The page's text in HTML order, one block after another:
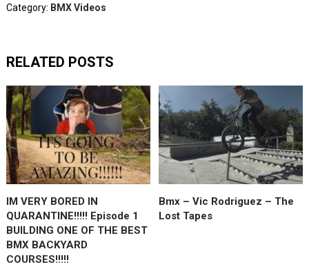
Category: BMX Videos
RELATED POSTS
IM VERY BORED IN
QUARANTINE!!!!! Episode 1
BUILDING ONE OF THE BEST
BMX BACKYARD
COURSES!!!!!
Bmx – Vic Rodriguez – The
Lost Tapes